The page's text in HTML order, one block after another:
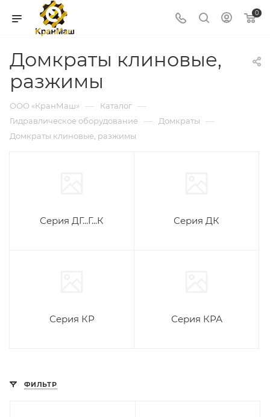
0
Домкраты клиновые,
разжимы
ООО «КранМаш» — Каталог —
Гидравлическое оборудование — Домкраты —
Домкраты клиновые, разжимы
Серия ДГ...Г...К Серия ДК
Серия КР Серия КРА
ФИЛЬТР